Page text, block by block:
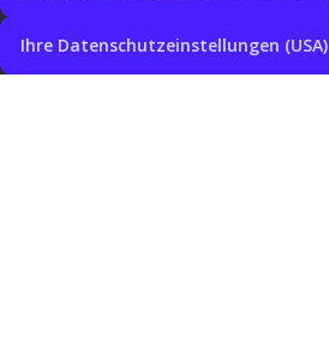
Ihre Datenschutzeinstellungen (USA)